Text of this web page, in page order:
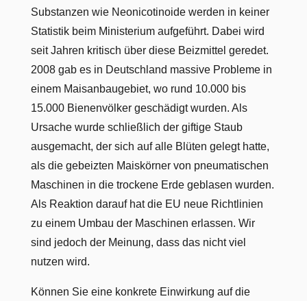
Substanzen wie Neonicotinoide werden in keiner
Statistik beim Ministerium aufgeführt. Dabei wird
seit Jahren kritisch über diese Beizmittel geredet.
2008 gab es in Deutschland massive Probleme in
einem Maisanbaugebiet, wo rund 10.000 bis
15.000 Bienenvölker geschädigt wurden. Als
Ursache wurde schließlich der giftige Staub
ausgemacht, der sich auf alle Blüten gelegt hatte,
als die gebeizten Maiskörner von pneumatischen
Maschinen in die trockene Erde geblasen wurden.
Als Reaktion darauf hat die EU neue Richtlinien
zu einem Umbau der Maschinen erlassen. Wir
sind jedoch der Meinung, dass das nicht viel
nutzen wird.
Können Sie eine konkrete Einwirkung auf die